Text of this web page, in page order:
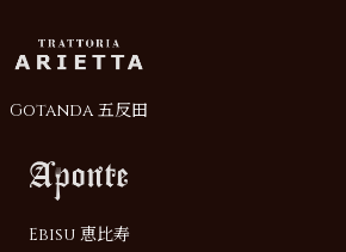
Gotanda 五反田
Ebisu 恵比寿